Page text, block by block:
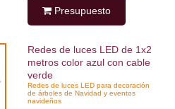
Presupuesto
Redes de luces LED de 1x2
metros color azul con cable
verde
Redes de luces LED para decoración
de árboles de Navidad y eventos
navideños